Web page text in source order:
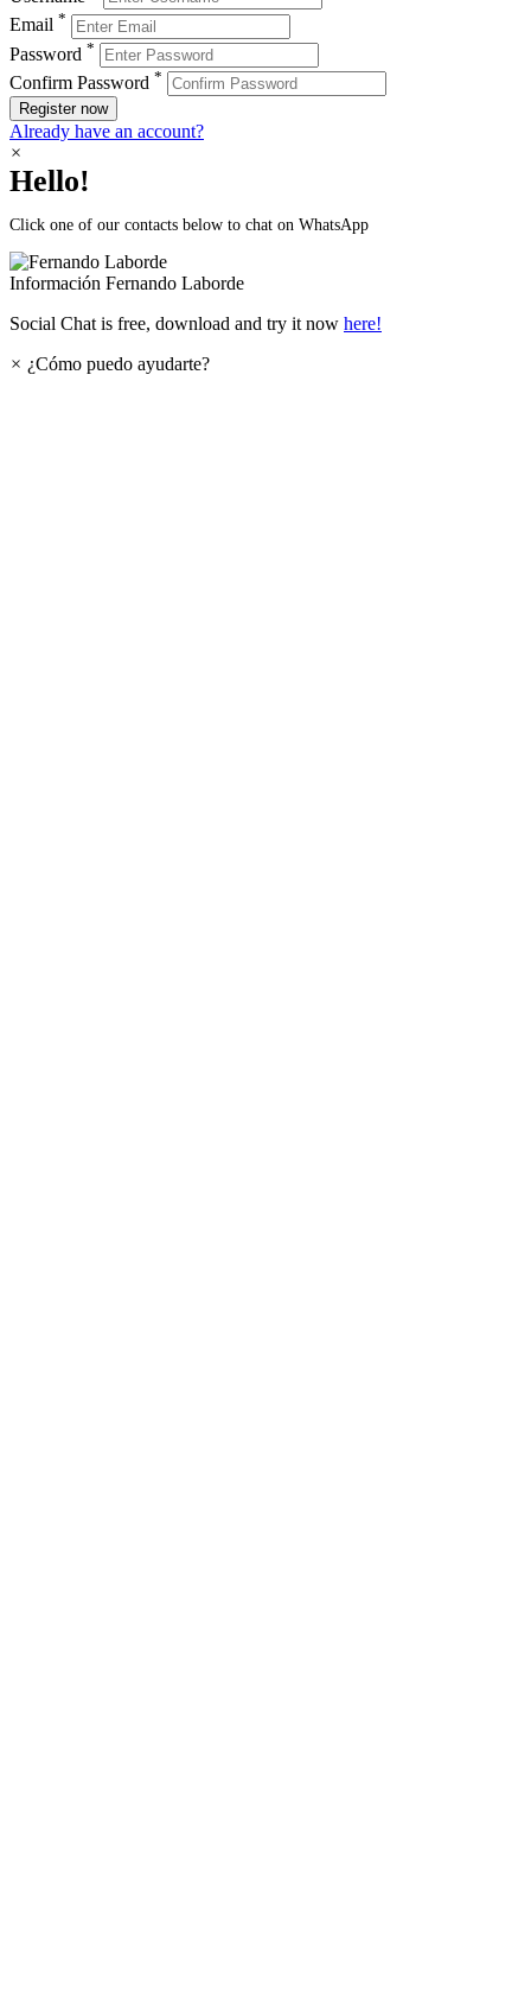
Email *
Password *
Confirm Password *
Register now
Already have an account?
×
Hello!
Click one of our contacts below to chat on WhatsApp
Información Fernando Laborde
Social Chat is free, download and try it now here!
× ¿Cómo puedo ayudarte?